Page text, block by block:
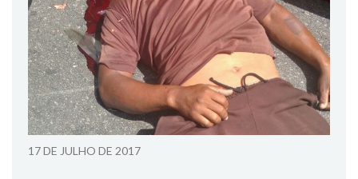
17 DE JULHO DE 2017